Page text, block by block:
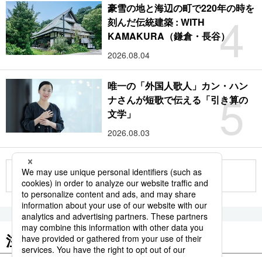
4
豪雪の地と海辺の町で220年の時を
刻んだ伝統建築 : WITH
KAMAKURA（鎌倉・長谷）
2026.08.04
5
唯一の「外国人歌人」カン・ハン
ナさんが短歌で伝える「引き算の
文学」
2026.08.03
もっと見る
注目のキーワード